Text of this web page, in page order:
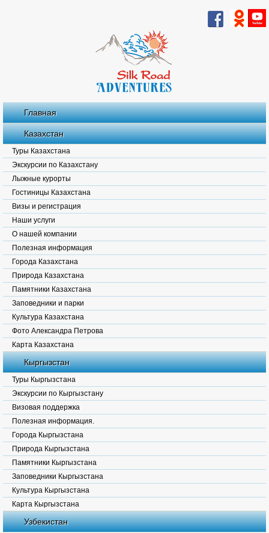
Главная
Казахстан
Туры Казахстана
Экскурсии по Казахстану
Лыжные курорты
Гостиницы Казахстана
Визы и регистрация
Наши услуги
О нашей компании
Полезная информация
Города Казахстана
Природа Казахстана
Памятники Казахстана
Заповедники и парки
Культура Казахстана
Фото Александра Петрова
Карта Казахстана
Кыргызстан
Туры Кыргызстана
Экскурсии по Кыргызстану
Визовая поддержка
Полезная информация.
Города Кыргызстана
Природа Кыргызстана
Памятники Кыргызстана
Заповедники Кыргызстана
Культура Кыргызстана
Карта Кыргызстана
Узбекистан